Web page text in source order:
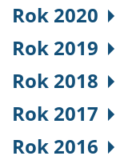
Rok 2020
Rok 2019
Rok 2018
Rok 2017
Rok 2016